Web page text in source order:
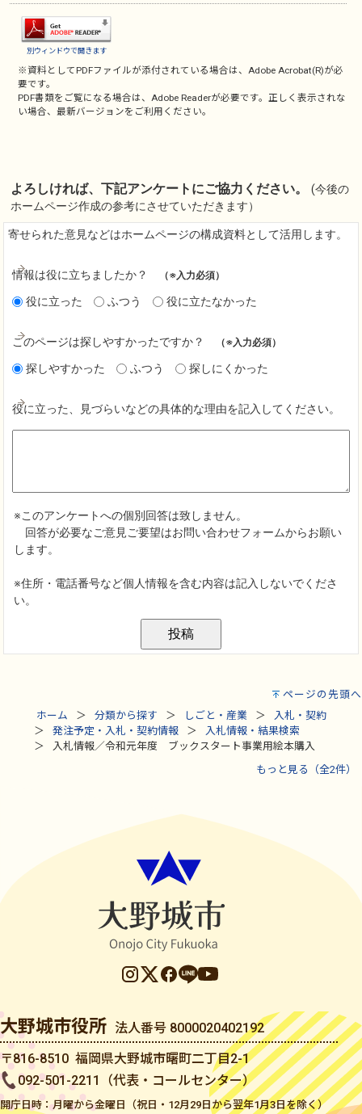
別ウィンドウで開きます
※資料としてPDFファイルが添付されている場合は、 Adobe Acrobat(R)が必
要です。
PDF書類をご覧になる場合は、 Adobe Readerが必要です。正しく表示されな
い場合、最新バージョンをご利用ください。
ページの先頭へ
ホーム
分類から探す しごと・産業
入札・契約
発注予定・入札・契約情報
入札情報・結果検索
入札情報／令和元年度 ブックスタート事業用絵本購入
もっと見る（全2件）
大野城市役所 法人番号 8000020402192
〒816-8510 福岡県大野城市曙町二丁目2-1
092-501-2211（代表・コールセンター）
開庁日時：月曜から金曜日（祝日・12月29日から翌年1月3日を除く）